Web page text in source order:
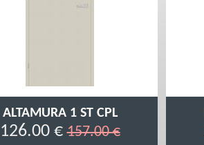
ALTAMURA 1 ST CPL
126.00 € 157.00 €